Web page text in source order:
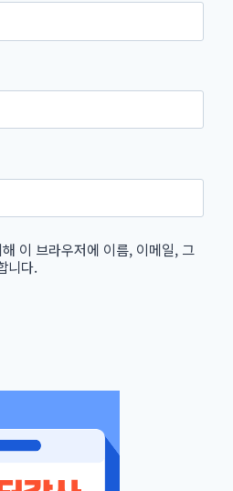
이 브라우저에 이름, 이메일, 그
니다.